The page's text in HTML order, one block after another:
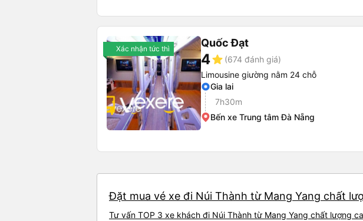
Xác nhận tức thì Quốc Đạt
4star (674 đánh giá)
Limousine giường nằm 24 chỗ
Gia lai
7h30m
Bến xe Trung tâm Đà Nẵng
Đặt mua vé xe đi Núi Thành từ Mang Yang chất
Tư vấn TOP 3 xe khách đi Núi Thành từ Mang Yang chất lượng